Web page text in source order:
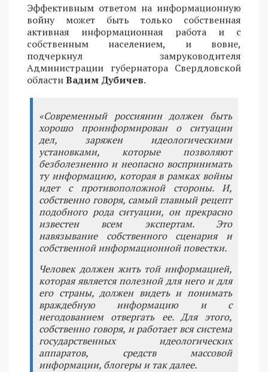
Эффективным ответом на информационную
войну может быть только собственная
активная информационная работа и с
собственным населением, и вовне,
подчеркнул замруководителя
Администрации губернатора Свердловской
областиВадим Дубичев.
«Современный россиянин должен быть
хорошо проинформирован о ситуации
дел, заряжен идеологическими
установками, которые позволяют
безболезненно и неопасно воспринимать
ту информацию, которая в рамках войны
идет с противоположной стороны. И,
собственно говоря, самый главный рецепт
подобного рода ситуации, он прекрасно
известен всем экспертам. Это
навязывание собственного сценария и
собственной информационной повестки.
Человек должен жить той информацией,
которая является полезной для него и для
его страны, должен видеть и понимать
враждебную информацию и с
негодованием отвергать ее. Для этого,
собственно говоря, и работает вся система
государственных идеологических
аппаратов, средств массовой
информации, блогеры и так далее.